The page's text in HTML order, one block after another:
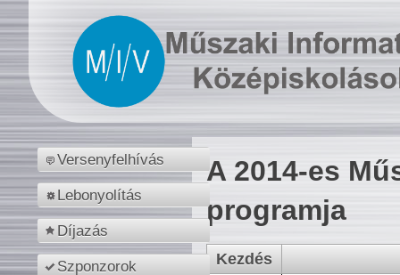
Versenyfelhívás
Lebonyolítás
Díjazás
Szponzorok
A 2014-es
programja
Kezdés